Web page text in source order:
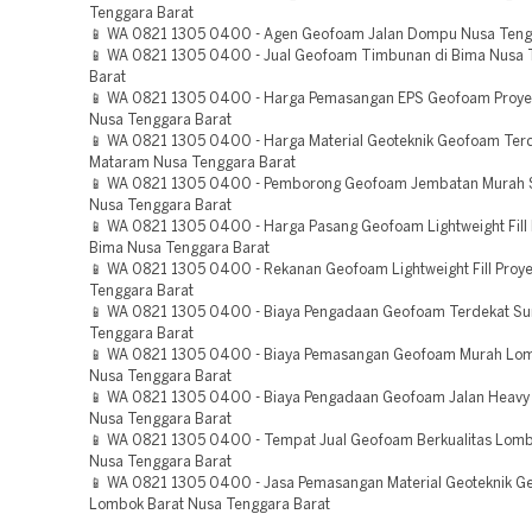
Tenggara Barat
📱 WA 0821 1305 0400 - Agen Geofoam Jalan Dompu Nusa
📱 WA 0821 1305 0400 - Jual Geofoam Timbunan di Bima Nusa
Barat
📱 WA 0821 1305 0400 - Harga Pemasangan EPS Geofoam
Nusa Tenggara Barat
📱 WA 0821 1305 0400 - Harga Material Geoteknik Geofoam
Mataram Nusa Tenggara Barat
📱 WA 0821 1305 0400 - Pemborong Geofoam Jembatan Murah
Nusa Tenggara Barat
📱 WA 0821 1305 0400 - Harga Pasang Geofoam Lightweight Fill
Bima Nusa Tenggara Barat
📱 WA 0821 1305 0400 - Rekanan Geofoam Lightweight Fill
Tenggara Barat
📱 WA 0821 1305 0400 - Biaya Pengadaan Geofoam Terdekat
Tenggara Barat
📱 WA 0821 1305 0400 - Biaya Pemasangan Geofoam Murah
Nusa Tenggara Barat
📱 WA 0821 1305 0400 - Biaya Pengadaan Geofoam Jalan
Nusa Tenggara Barat
📱 WA 0821 1305 0400 - Tempat Jual Geofoam Berkualitas
Nusa Tenggara Barat
📱 WA 0821 1305 0400 - Jasa Pemasangan Material Geoteknik
Lombok Barat Nusa Tenggara Barat